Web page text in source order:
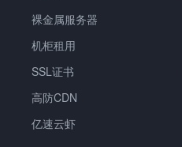
裸金属服务器
机柜租用
SSL证书
高防CDN
亿速云虾